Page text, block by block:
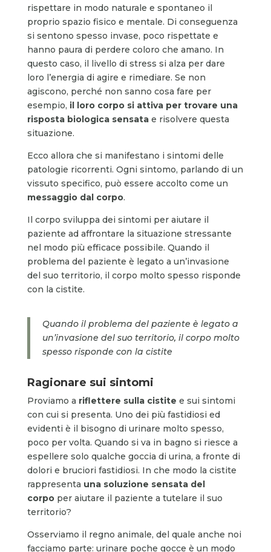
rispettare in modo naturale e spontaneo il
proprio spazio fisico e mentale. Di conseguenza
si sentono spesso invase, poco rispettate e
hanno paura di perdere coloro che amano. In
questo caso, il livello di stress si alza per dare
loro l’energia di agire e rimediare. Se non
agiscono, perché non sanno cosa fare per
esempio, il loro corpo si attiva per trovare una
risposta biologica sensata e risolvere questa
situazione.
Ecco allora che si manifestano i sintomi delle
patologie ricorrenti. Ogni sintomo, parlando di un
vissuto specifico, può essere accolto come un
messaggio dal corpo.
Il corpo sviluppa dei sintomi per aiutare il
paziente ad affrontare la situazione stressante
nel modo più efficace possibile. Quando il
problema del paziente è legato a un’invasione
del suo territorio, il corpo molto spesso risponde
con la cistite.
Quando il problema del paziente è legato a
un’invasione del suo territorio, il corpo molto
spesso risponde con la cistite
Ragionare sui sintomi
Proviamo a riflettere sulla cistite e sui sintomi
con cui si presenta. Uno dei più fastidiosi ed
evidenti è il bisogno di urinare molto spesso,
poco per volta. Quando si va in bagno si riesce a
espellere solo qualche goccia di urina, a fronte di
dolori e bruciori fastidiosi. In che modo la cistite
rappresenta una soluzione sensata del
corpo per aiutare il paziente a tutelare il suo
territorio?
Osserviamo il regno animale, del quale anche noi
facciamo parte: urinare poche gocce è un modo